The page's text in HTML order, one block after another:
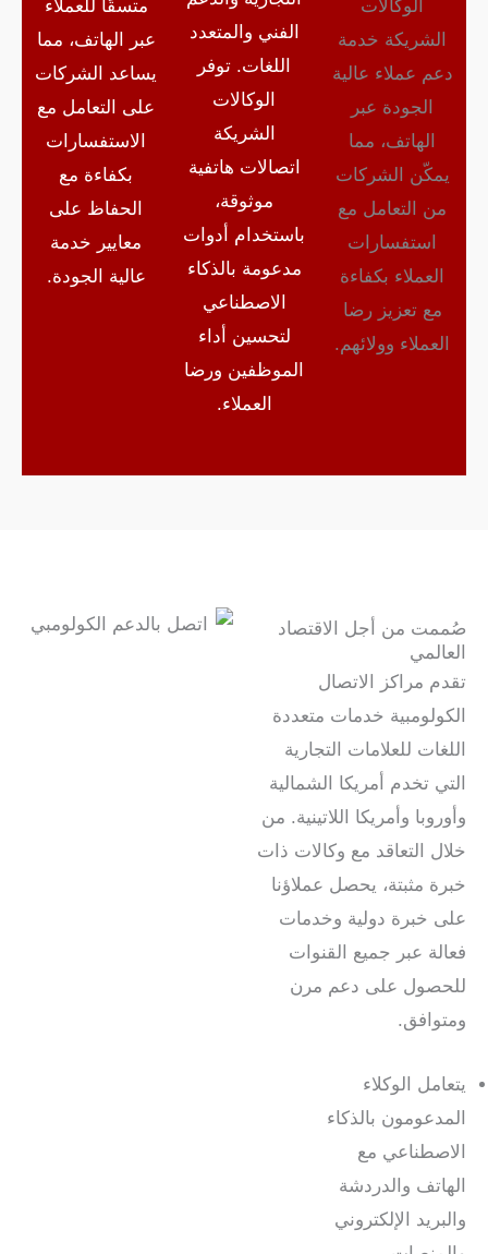
الوكالات
الشريكة خدمة
دعم عملاء عالية
الجودة عبر
الهاتف، مما
يمكّن الشركات
من التعامل مع
استفسارات
العملاء بكفاءة
مع تعزيز رضا
العملاء وولائهم.
الفني والمتعدد
اللغات. توفر
الوكالات
الشريكة
اتصالات هاتفية
موثوقة،
باستخدام أدوات
مدعومة بالذكاء
الاصطناعي
لتحسين أداء
الموظفين ورضا
العملاء.
متسقًا للعملاء
عبر الهاتف، مما
يساعد الشركات
على التعامل مع
الاستفسارات
بكفاءة مع
الحفاظ على
معايير خدمة
عالية الجودة.
صُممت من أجل الاقتصاد
العالمي
تقدم مراكز الاتصال
الكولومبية خدمات متعددة
اللغات للعلامات التجارية
التي تخدم أمريكا الشمالية
وأوروبا وأمريكا اللاتينية. من
خلال التعاقد مع وكالات ذات
خبرة مثبتة، يحصل عملاؤنا
على خبرة دولية وخدمات
فعالة عبر جميع القنوات
للحصول على دعم مرن
ومتوافق.
يتعامل الوكلاء
المدعومون بالذكاء
الاصطناعي مع
الهاتف والدردشة
والبريد الإلكتروني